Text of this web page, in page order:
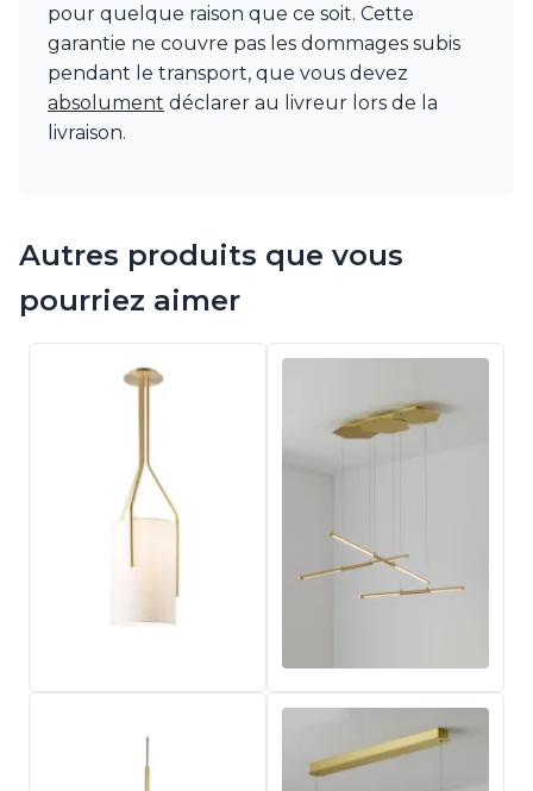
pour quelque raison que ce soit. Cette
garantie ne couvre pas les dommages subis
pendant le transport, que vous devez
absolument déclarer au livreur lors de la
livraison.
Autres produits que vous
pourriez aimer